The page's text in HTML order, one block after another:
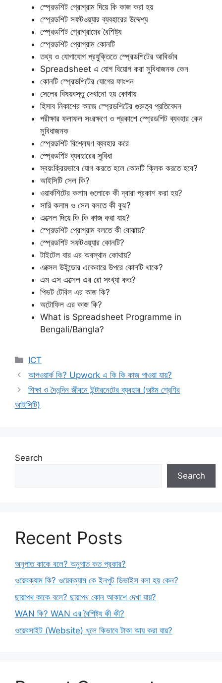
স্প্রেডশিট প্রোগ্রাম দিয়ে কি কাজ করা হয়
স্প্রেডশিট সফটওয়্যার ব্যবহারের উদ্দেশ্য
স্প্রেডশিট প্রোগ্রামের বৈশিষ্ট্য
স্প্রেডশিট প্রোগ্রাম কোনটি
তথ্য ও যোগাযোগ প্রযুক্তিতে স্প্রেডশিটের আবির্ভাব
Spreadsheet এ যোগ বিয়োগ করা সুবিধাজনক কেন
কোনটি স্প্রেডশিটের যোগের ফাংশন
সেলের বিষয়বস্তু দেখানো হয় কোথায়
হিসাব নিকাশের কাজে স্প্রেডশিটের গুরুত্ব প্রতিবেদন
পরীক্ষার ফলাফল সংরক্ষণে ও প্রকাশে স্প্রেডশিট ব্যবহার কেন
সুবিধাজনক
স্প্রেডশিট বিশ্লেষণ ব্যবহার করে
স্প্রেডশিট ব্যবহারের সুবিধা
স্বয়ংক্রিয়ভাবে যোগ করতে হলে কোনটি ক্লিক করতে হবে?
আইসিটি সেল কি?
ওয়ার্কশিটের কলাম গুলোকে কী দ্বারা প্রকাশ করা হয়?
সারি কলাম ও সেল বলতে কী বুঝ?
এক্সেল দিয়ে কি কি কাজ করা যায়?
স্প্রেডশিট প্রোগ্রাম বলতে কী বোঝায়?
স্প্রেডশিট সফটওয়্যার কোনটি?
টাইটেল বার এর অবস্থান কোথায়?
এক্সেল উইন্ডোর একেবারে উপরে কোনটি থাকে?
এম এস এক্সেল এর রো সংখ্যা কত?
পিভট টেবিল এর কাজ কি?
অটোফিল এর কাজ কি?
What is Spreadsheet Programme in
Bengali/Bangla?
Categories
ICT
আপওয়ার্ক কি? Upwork এ কি কি কাজ পাওয়া যায়?
শিক্ষা ও দৈনন্দিন জীবনে ইন্টারনেটের ব্যবহার (অষ্টম শ্রেণির
আইসিটি)
Search
Search
Recent Posts
অনুপাত কাকে বলে? অনুপাত কত প্রকার?
ওয়েবক্যাম কি? ওয়েবক্যাম কে ইনপুট ডিভাইস বলা হয় কেন?
ছায়াপথ কাকে বলে? ছায়াপথ কোন আকাশে দেখা যায়?
WAN কি? WAN এর বৈশিষ্ট্য কী কী?
ওয়েবসাইট (Website) খুলে কিভাবে টাকা আয় করা যায়?